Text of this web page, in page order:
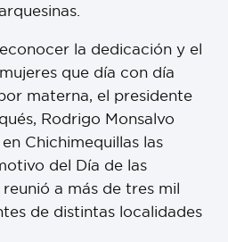
la dedicación y el
que día con día
materna, el presidente
Rodrigo Monsalvo
Chichimequillas las
del Día de las
a más de tres mil
de distintas localidades